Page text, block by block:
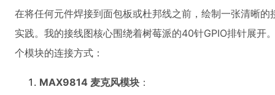
在将任何元件焊接到面包板或杜邦线之前，绘制一张清晰
实践。我的接线图核心围绕着树莓派的40针GPIO排针展开
个模块的连接方式：
MAX9814 麦克风模块 ：